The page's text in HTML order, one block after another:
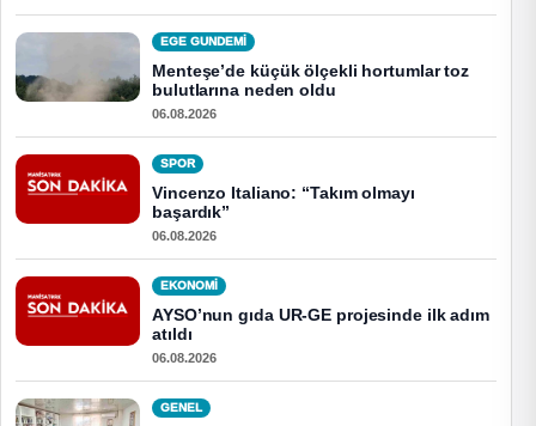
EGE GUNDEMİ
Menteşe’de küçük ölçekli hortumlar toz
bulutlarına neden oldu
06.08.2026
SPOR
Vincenzo Italiano: “Takım olmayı
başardık”
06.08.2026
EKONOMI
AYSO’nun gıda UR-GE projesinde ilk adım
atıldı
06.08.2026
GENEL